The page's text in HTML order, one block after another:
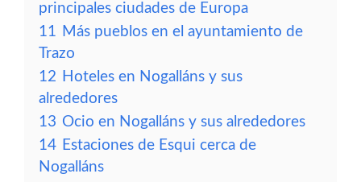
principales ciudades de Europa
11 Más pueblos en el ayuntamiento de
Trazo
12 Hoteles en Nogalláns y sus
alrededores
13 Ocio en Nogalláns y sus alrededores
14 Estaciones de Esqui cerca de
Nogalláns